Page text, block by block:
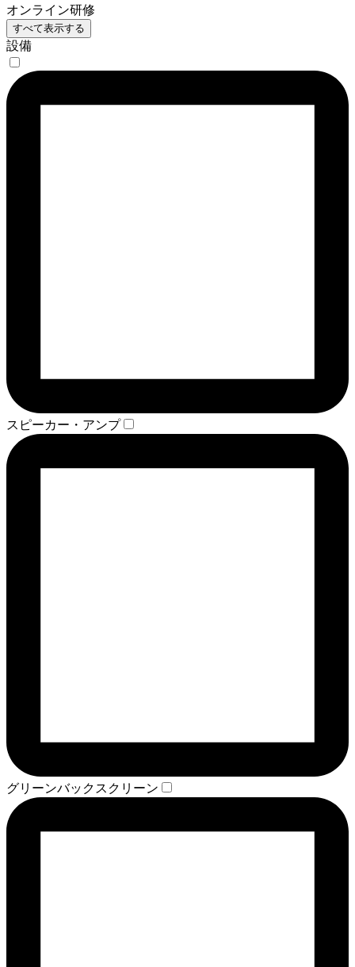
オンライン研修
すべて表示する
設備
スピーカー・アンプ
グリーンバックスクリーン